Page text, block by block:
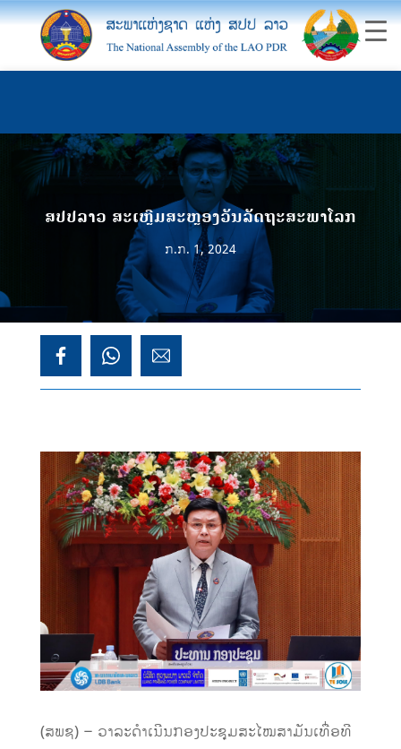
ສປປລາວ ສະເຫຼີມສະຫຼອງວັນລັດຖະສະພາໂລກ
ກ.ກ. 1, 2024
(ສພຊ) – ວາລະດຳເນີນກອງປະຊຸມສະໄໝສາມັນເທື່ອທີ